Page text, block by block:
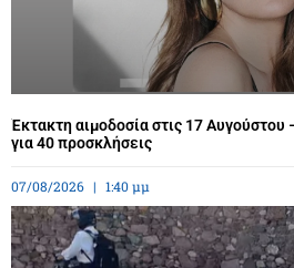
Έκτακτη αιμοδοσία στις 17
για 40 προσκλήσεις
07/08/2026 1:40 μμ